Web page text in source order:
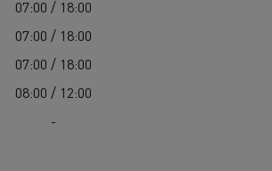
07:00 / 18:00
07:00 / 18:00
07:00 / 18:00
08:00 / 12:00
-